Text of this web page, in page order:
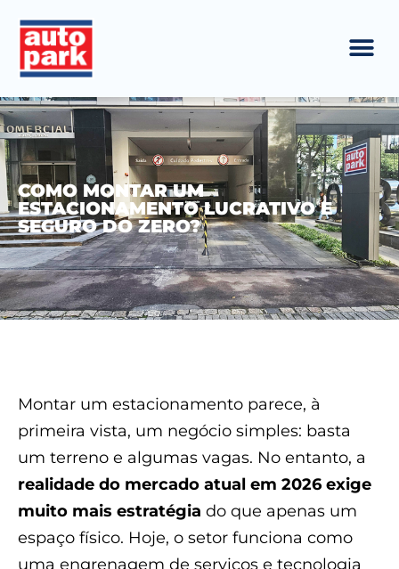
COMO MONTAR UM
ESTACIONAMENTO LUCRATIVO E
SEGURO DO ZERO?
Montar um estacionamento parece, à
primeira vista, um negócio simples: basta
um terreno e algumas vagas. No entanto, a
realidade do mercado atual em 2026 exige
muito mais estratégia do que apenas um
espaço físico. Hoje, o setor funciona como
uma engrenagem de serviços e tecnologia